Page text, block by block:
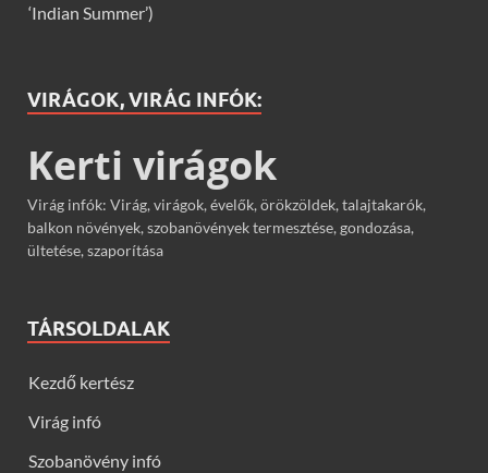
‘Indian Summer’)
VIRÁGOK, VIRÁG INFÓK:
Kerti virágok
Virág infók: Virág, virágok, évelők, örökzöldek, talajtakarók,
balkon növények, szobanövények termesztése, gondozása,
ültetése, szaporítása
TÁRSOLDALAK
Kezdő kertész
Virág infó
Szobanövény infó